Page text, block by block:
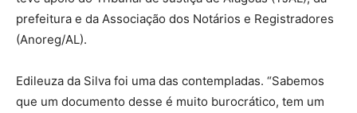
prefeitura e da Associação dos Notários e Registradores
(Anoreg/AL).
Edileuza da Silva foi uma das contempladas. “Sabemos
que um documento desse é muito burocrático, tem um